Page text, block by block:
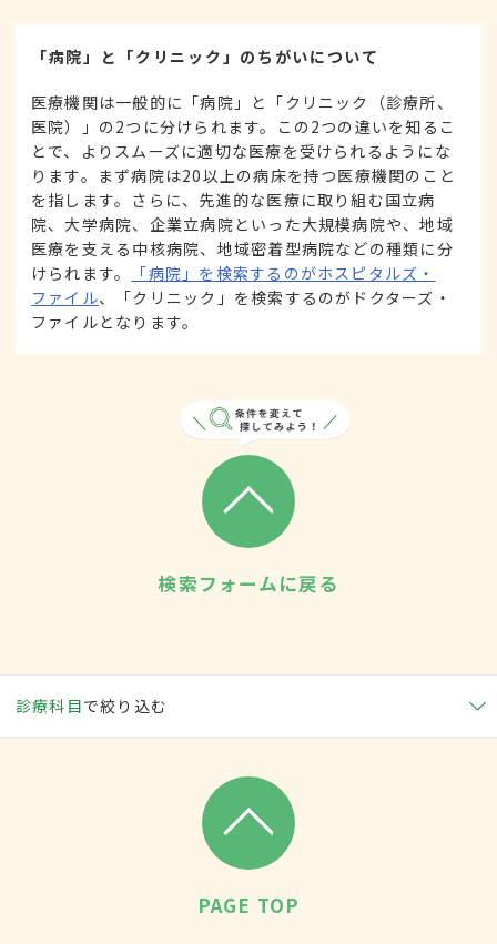
「病院」と「クリニック」のちがいについて
医療機関は一般的に「病院」と「クリニック（診療所、
医院）」の2つに分けられます。この2つの違いを知るこ
とで、よりスムーズに適切な医療を受けられるようにな
ります。まず病院は20以上の病床を持つ医療機関のこと
を指します。さらに、先進的な医療に取り組む国立病
院、大学病院、企業立病院といった大規模病院や、地域
医療を支える中核病院、地域密着型病院などの種類に分
けられます。
「病院」を検索するのがホスピタルズ・
ファイル、「クリニック」を検索するのがドクターズ・
ファイルとなります。
検索フォームに戻る
診療科目で絞り込む
PAGE TOP